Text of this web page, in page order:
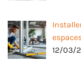
12/03/